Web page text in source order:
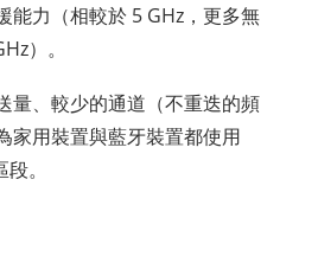
能力（相較於 5 GHz，更多無
）。
量、較少的通道（不重迭的頻
家用裝置與藍牙裝置都使用
。